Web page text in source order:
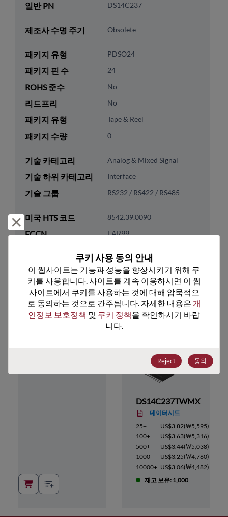
일반 PN DS14C237
제조사 수명 주기 Obsolete
패키지 유형 PDSO24
패키지 핀 수 24
ROHS 준수 No
리드프리 No
패키지 유형 Tape & Reel
패키지 수량 0
기술 카테고리 Analog & Mixed Signal
기술 하위 카테고리 Interface
기술 그룹 RS232 / RS422 / RS485
미국 HTS 코드 8542.39.0090
ECCN EAR99
추천 대체 제품
DS14C237TWMX
데이터시트
25+
US$3.82(₩5,595)
100+
US$3.63(₩5,316)
500+
US$3.44(₩5,038)
1000+
US$3.25(₩4,760)
10000+ US$3.06(₩4,482)
재고 보유: 1,000
거부 및 닫기
쿠키 사용 동의 안내
이 웹사이트는 기능과 성능을 향상시키기 위해 쿠
키를 사용합니다. 사이트를 계속 이용하시면 이 웹
사이트에서 쿠키를 사용하는 것에 대해 암묵적으
로 동의하는 것으로 간주됩니다. 자세한 내용은 개
인정보 보호정책 및 쿠키 정책을 확인하시기 바랍
니다.
Reject 동의